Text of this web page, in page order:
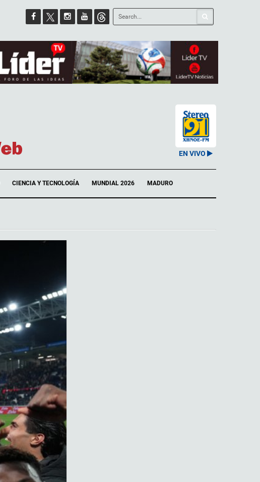
EN VIVO
CIENCIA Y TECNOLOGÍA MUNDIAL 2026 MADURO